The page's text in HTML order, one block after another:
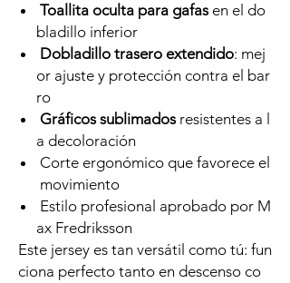
Toallita oculta para gafasen el do
bladillo inferior
Dobladillo trasero extendido: mej
or ajuste y protección contra el bar
ro
Gráficos sublimadosresistentes a l
a decoloración
Corte ergonómico que favorece el
movimiento
Estilo profesional aprobado por M
ax Fredriksson
Este jersey es tan versátil como tú: fun
ciona perfecto tanto en descenso co